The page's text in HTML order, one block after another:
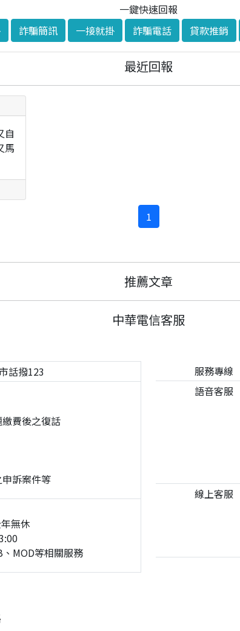
一鍵快速回報
詐騙簡訊 一接就掛 詐騙電話 貸款推銷
最近回報
自
馬
1
推薦文章
中華電信客服
話撥123
費後之復話
訴案件等
無休
MOD等相關服務
服務專線
語音客服
線上客服